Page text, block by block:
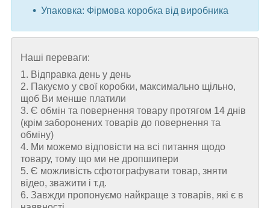
Упаковка: Фірмова коробка від виробника
Наші переваги:
1. Відправка день у день
2. Пакуємо у свої коробки, максимально щільно,
щоб Ви менше платили
3. Є обмін та повернення товару протягом 14 днів
(крім заборонених товарів до повернення та
обміну)
4. Ми можемо відповісти на всі питання щодо
товару, тому що ми не дропшипери
5. Є можливість сфотографувати товар, зняти
відео, зважити і т.д.
6. Завжди пропонуємо найкраще з товарів, які є в